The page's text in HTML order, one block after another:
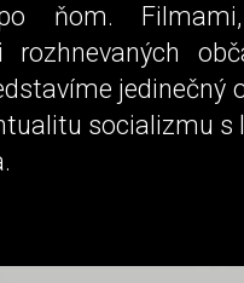
ňom. Filmami,
rozhnevaných
jedinečný
socializmu